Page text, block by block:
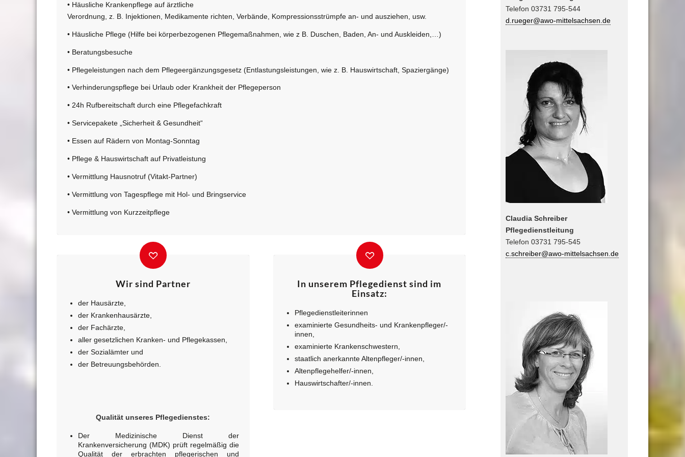
• Häusliche Krankenpflege auf ärztliche
Verordnung, z. B. Injektionen, Medikamente richten, Verbände, Kompressionsstrümpfe an- und ausziehen, usw.
• Häusliche Pflege (Hilfe bei körperbezogenen Pflegemaßnahmen, wie z B. Duschen, Baden, An- und Auskleiden,…)
• Beratungsbesuche
• Pflegeleistungen nach dem Pflegeergänzungsgesetz (Entlastungsleistungen, wie z. B. Hauswirtschaft, Spaziergänge)
• Verhinderungspflege bei Urlaub oder Krankheit der Pflegeperson
• 24h Rufbereitschaft durch eine Pflegefachkraft
• Servicepakete „Sicherheit & Gesundheit“
• Essen auf Rädern von Montag-Sonntag
• Pflege & Hauswirtschaft auf Privatleistung
• Vermittlung Hausnotruf (Vitakt-Partner)
• Vermittlung von Tagespflege mit Hol- und Bringservice
• Vermittlung von Kurzzeitpflege
Wir sind Partner
der Hausärzte,
der Krankenhausärzte,
der Fachärzte,
aller gesetzlichen Kranken- und Pflegekassen,
der Sozialämter und
der Betreuungsbehörden.
Qualität unseres Pflegedienstes:
Der Medizinische Dienst der
Krankenversicherung (MDK) prüft regelmäßig die
Qualität der erbrachten pflegerischen und
In unserem Pflegedienst sind im
Einsatz:
Pflegedienstleiterinnen
examinierte Gesundheits- und Krankenpfleger/-
innen,
examinierte Krankenschwestern,
staatlich anerkannte Altenpfleger/-innen,
Altenpflegehelfer/-innen,
Hauswirtschafter/-innen.
Telefon 03731 795-544
d.rueger@awo-mittelsachsen.de
Claudia Schreiber
Pflegedienstleitung
Telefon 03731 795-545
c.schreiber@awo-mittelsachsen.de